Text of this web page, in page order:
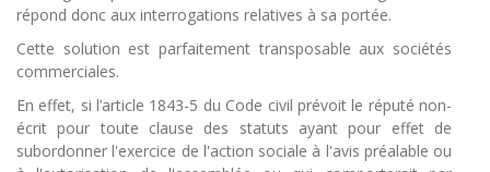
répond donc aux interrogations relatives à sa portée.
Cette solution est parfaitement transposable aux sociétés
commerciales.
En effet, si l’article 1843-5 du Code civil prévoit le réputé non-
écrit pour toute clause des statuts ayant pour effet de
subordonner l'exercice de l'action sociale à l'avis préalable ou